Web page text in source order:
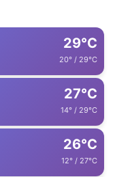
29°C
20° / 29°C
27°C
14° / 29°C
26°C
12° / 27°C